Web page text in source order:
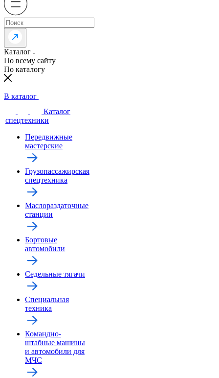
Каталог
По всему сайту
По каталогу
В каталог
Каталог
спецтехники
Передвижные
мастерские
Грузопассажирская
спецтехника
Маслораздаточные
станции
Бортовые
автомобили
Седельные тягачи
Специальная
техника
Командно-
штабные машины
и автомобили для
МЧС